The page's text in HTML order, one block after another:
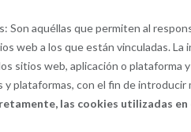
Son aquéllas que permiten al
web a los que están vinculadas.
sitios web, aplicación o plataforma
y plataformas, con el fin de
las cookies utilizadas en